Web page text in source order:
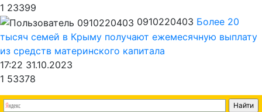
1 23399
0910220403 Более 20
тысяч семей в Крыму получают ежемесячную выплату
из средств материнского капитала
17:22 31.10.2023
1 53378